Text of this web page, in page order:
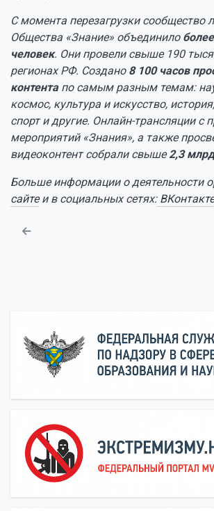
С момента перезагрузки сообщество
Общества «Знание» объединило
человек. Они провели свыше 190
регионах РФ. Создано 8 100 часов
контентапо самым разным темам:
космос, культура и искусство,
спорт и другие. Онлайн-трансляции с
мероприятий «Знания», а также
видеоконтент собрали свыше2,3
Больше информации о деятельности
сайтеи в социальных сетях:ВКонтакте